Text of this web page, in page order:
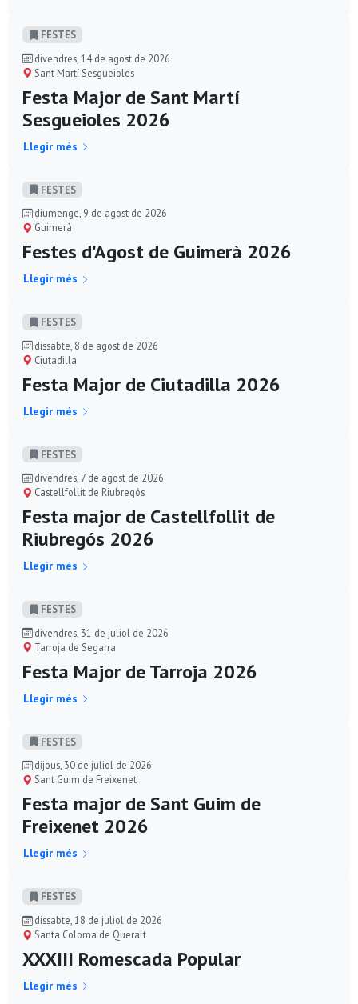
FESTES
divendres, 14 de agost de 2026
Sant Martí Sesgueioles
Festa Major de Sant Martí
Sesgueioles 2026
Llegir més
FESTES
diumenge, 9 de agost de 2026
Guimerà
Festes d'Agost de Guimerà 2026
Llegir més
FESTES
dissabte, 8 de agost de 2026
Ciutadilla
Festa Major de Ciutadilla 2026
Llegir més
FESTES
divendres, 7 de agost de 2026
Castellfollit de Riubregós
Festa major de Castellfollit de
Riubregós 2026
Llegir més
FESTES
divendres, 31 de juliol de 2026
Tarroja de Segarra
Festa Major de Tarroja 2026
Llegir més
FESTES
dijous, 30 de juliol de 2026
Sant Guim de Freixenet
Festa major de Sant Guim de
Freixenet 2026
Llegir més
FESTES
dissabte, 18 de juliol de 2026
Santa Coloma de Queralt
XXXIII Romescada Popular
Llegir més